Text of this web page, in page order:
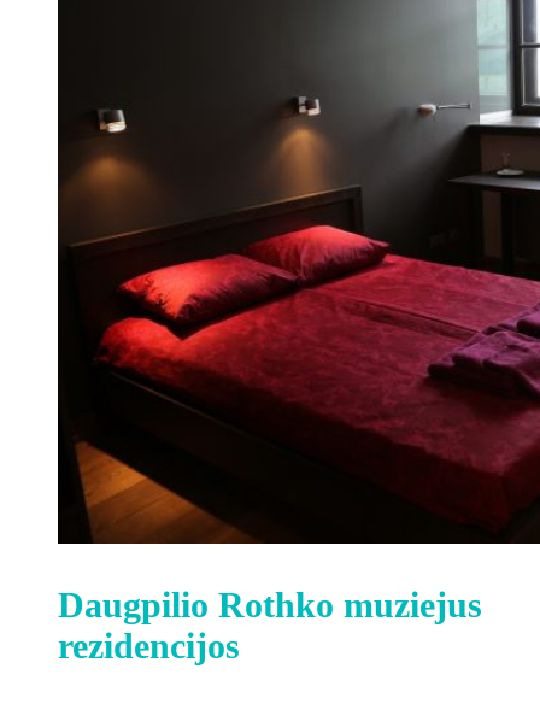
Daugpilio Rothko muziejus
rezidencijos